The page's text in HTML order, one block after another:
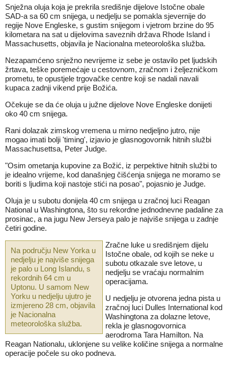
Snježna oluja koja je prekrila središnje dijelove Istočne obale
SAD-a sa 60 cm snijega, u nedjelju se pomakla sjevernije do
regije Nove Engleske, s gustim snijegom i vjetrom brzine do 95
kilometara na sat u dijelovima saveznih država Rhode Island i
Massachusetts, objavila je Nacionalna meteorološka služba.
Nezapamćeno snježno nevrijeme iz sebe je ostavilo pet ljudskih
žrtava, teške poremećaje u cestovnom, zračnom i željezničkom
prometu, te opustjele trgovačke centre koji se nadali navali
kupaca zadnji vikend prije Božića.
Očekuje se da će oluja u južne dijelove Nove Engleske donijeti
oko 40 cm snijega.
Rani dolazak zimskog vremena u mirno nedjeljno jutro, nije
mogao imati bolji 'timing', izjavio je glasnogovornik hitnih službi
Massachusettsa, Peter Judge.
"Osim ometanja kupovine za Božić, iz perpektive hitnih službi to
je idealno vrijeme, kod današnjeg čišćenja snijega ne moramo se
boriti s ljudima koji nastoje stići na posao", pojasnio je Judge.
Oluja je u subotu donijela 40 cm snijega u zračnoj luci Reagan
National u Washingtona, što su rekordne jednodnevne padaline za
prosinac, a na jugu New Jerseya palo je najviše snijega u zadnje
četiri godine.
Na području New Yorka u
nedjelju je najviše snijega
je palo u Long Islandu, s
rekordnih 64 cm u
Uptonu. U samom New
Yorku u nedjelju ujutro je
izmjereno 28 cm, objavila
je Nacionalna
meteorološka služba.
Zračne luke u središnjem dijelu
Istočne obale, od kojih se neke u
subotu otkazale sve letove, u
nedjelju se vraćaju normalnim
operacijama.
U nedjelju je otvorena jedna pista u
zračnoj luci Dulles International kod
Washingtona za dolazne letove,
rekla je glasnogovornica
aerodroma Tara Hamilton. Na
Reagan Nationalu, uklonjene su velike količine snijega a normalne
operacije počele su oko podneva.